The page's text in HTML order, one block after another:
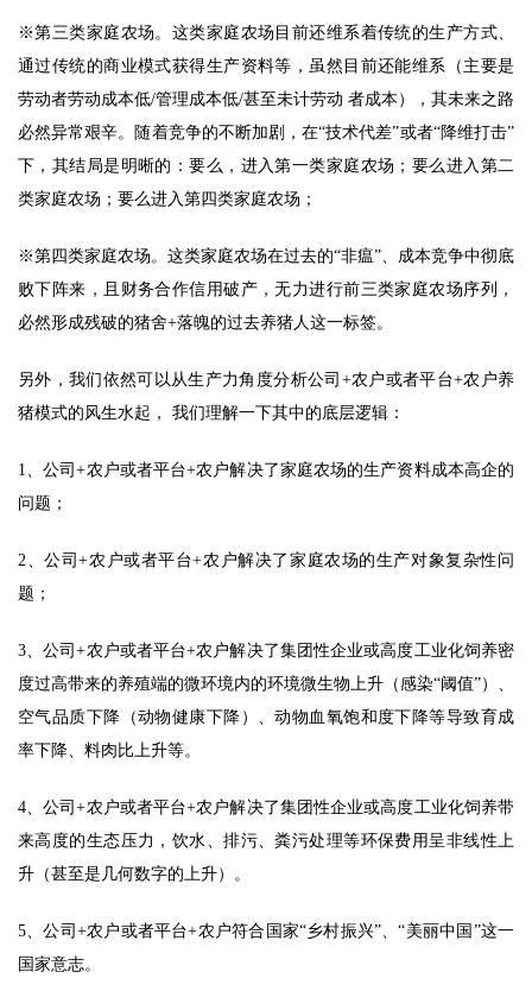
首
页
资
讯
闻
分
报
告
数
据
※第三类家庭农场。这类家庭农场目前还维系着传统的生产方式、
通过传统的商业模式获得生产资料等，虽然目前还能维系（主要是
劳动者劳动成本低/管理成本低/甚至未计劳动 者成本），其未来之路
必然异常艰辛。随着竞争的不断加剧，在“技术代差”或者“降维打击”
下，其结局是明晰的：要么，进入第一类家庭农场；要么进入第二
类家庭农场；要么进入第四类家庭农场；
※第四类家庭农场。这类家庭农场在过去的“非瘟”、成本竞争中彻底
败下阵来，且财务合作信用破产，无力进行前三类家庭农场序列，
必然形成残破的猪舍+落魄的过去养猪人这一标签。
另外，我们依然可以从生产力角度分析公司+农户或者平台+农户养
猪模式的风生水起， 我们理解一下其中的底层逻辑：
1、公司+农户或者平台+农户解决了家庭农场的生产资料成本高企的
问题；
2、公司+农户或者平台+农户解决了家庭农场的生产对象复杂性问
题；
3、公司+农户或者平台+农户解决了集团性企业或高度工业化饲养密
度过高带来的养殖端的微环境内的环境微生物上升（感染“阈值”）、
空气品质下降（动物健康下降）、动物血氧饱和度下降等导致育成
率下降、料肉比上升等。
4、公司+农户或者平台+农户解决了集团性企业或高度工业化饲养带
来高度的生态压力，饮水、排污、粪污处理等环保费用呈非线性上
升（甚至是几何数字的上升）。
5、公司+农户或者平台+农户符合国家“乡村振兴”、“美丽中国”这一
国家意志。